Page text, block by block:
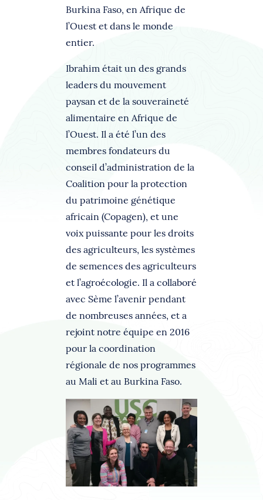
Burkina Faso, en Afrique de
l’Ouest et dans le monde
entier.
Ibrahim était un des grands
leaders du mouvement
paysan et de la souveraineté
alimentaire en Afrique de
l’Ouest. Il a été l’un des
membres fondateurs du
conseil d’administration de la
Coalition pour la protection
du patrimoine génétique
africain (Copagen), et une
voix puissante pour les droits
des agriculteurs, les systèmes
de semences des agriculteurs
et l’agroécologie. Il a collaboré
avec Sème l’avenir pendant
de nombreuses années, et a
rejoint notre équipe en 2016
pour la coordination
régionale de nos programmes
au Mali et au Burkina Faso.